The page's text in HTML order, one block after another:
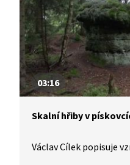
03:16
Skalní hřiby v
Václav Cílek popisuje